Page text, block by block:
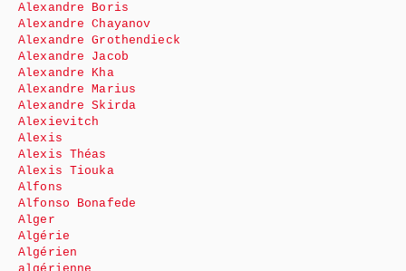
Alexandre Boris
Alexandre Chayanov
Alexandre Grothendieck
Alexandre Jacob
Alexandre Kha
Alexandre Marius
Alexandre Skirda
Alexievitch
Alexis
Alexis Théas
Alexis Tiouka
Alfons
Alfonso Bonafede
Alger
Algérie
Algérien